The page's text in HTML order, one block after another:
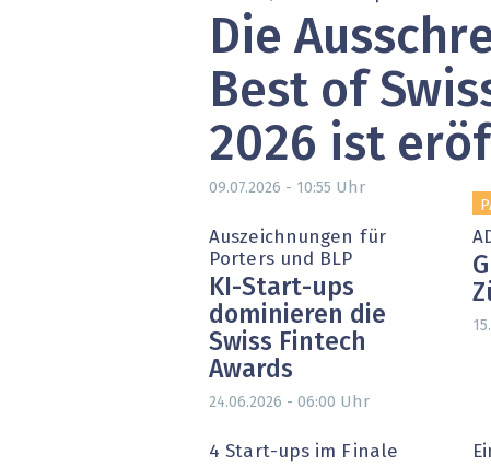
» alle News
EU-
» alle
Die
Best of
2026 ist
09.07.2026 - 10:55 Uhr
Auszeichnungen für
Porters und BLP
KI-Start-ups
dominieren die
Swiss Fintech
Awards
24.06.2026 - 06:00 Uhr
4 Start-ups im Finale